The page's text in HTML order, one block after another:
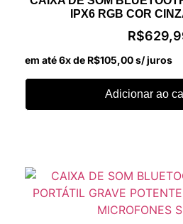
IPX6 RGB COR
R$
em até 6x de R$105,00s/ juros
Adicionar ao